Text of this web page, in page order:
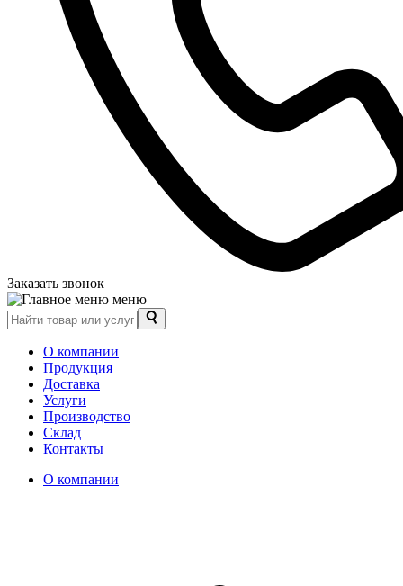
Заказать звонок
меню
О компании
Продукция
Доставка
Услуги
Производство
Склад
Контакты
О компании